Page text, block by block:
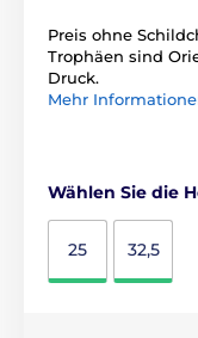
Preis ohne
Trophäen sind
Druck.
Mehr
Wählen Sie die
25 32,5